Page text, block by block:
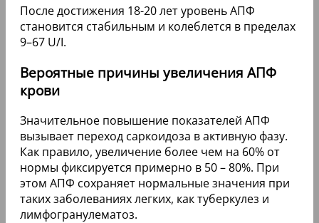
После достижения 18-20 лет уровень АПФ
становится стабильным и колеблется в пределах
9–67 U/I.
Вероятные причины увеличения АПФ
крови
Значительное повышение показателей АПФ
вызывает переход саркоидоза в активную фазу.
Как правило, увеличение более чем на 60% от
нормы фиксируется примерно в 50 – 80%. При
этом АПФ сохраняет нормальные значения при
таких заболеваниях легких, как туберкулез и
лимфогранулематоз.